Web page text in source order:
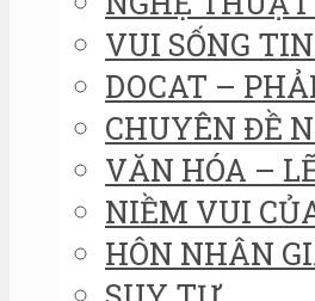
VUI SỐNG
DOCAT –
CHUYÊN ĐỀ
VĂN HÓA –
NIỀM VUI
HÔN NHÂN